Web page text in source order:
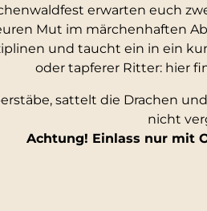
erwarten euch
Mut im märchenhaften
und taucht ein in ein
oder tapferer Ritter: hier
sattelt die Drachen
nicht
Achtung! Einlass nur mit